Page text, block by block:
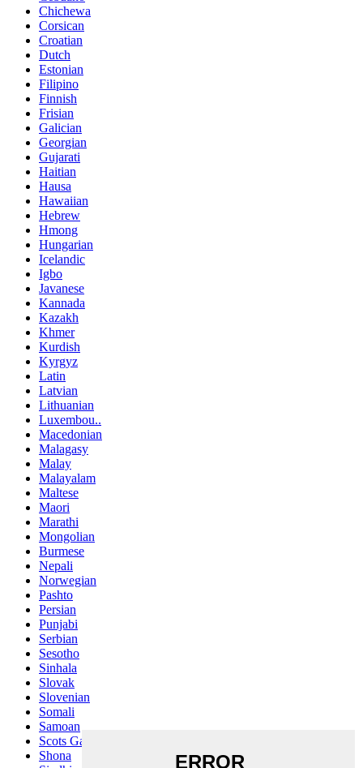
Chichewa
Corsican
Croatian
Dutch
Estonian
Filipino
Finnish
Frisian
Galician
Georgian
Gujarati
Haitian
Hausa
Hawaiian
Hebrew
Hmong
Hungarian
Icelandic
Igbo
Javanese
Kannada
Kazakh
Khmer
Kurdish
Kyrgyz
Latin
Latvian
Lithuanian
Luxembou..
Macedonian
Malagasy
Malay
Malayalam
Maltese
Maori
Marathi
Mongolian
Burmese
Nepali
Norwegian
Pashto
Persian
Punjabi
Serbian
Sesotho
Sinhala
Slovak
Slovenian
Somali
Samoan
Scots Gaelic
Shona